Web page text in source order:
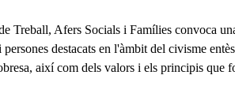
Treball, Afers Socials i Famílies convoca
persones destacats en l'àmbit del civisme
així com dels valors i els principis que